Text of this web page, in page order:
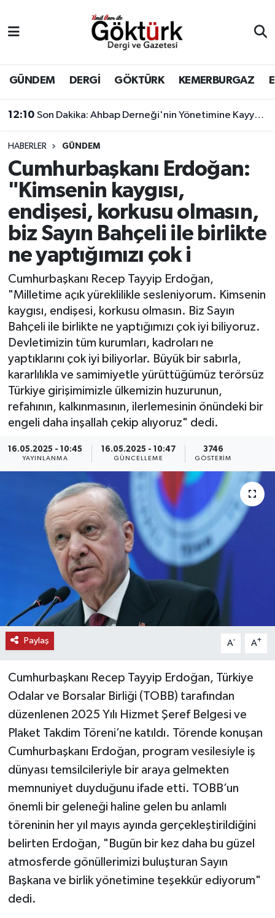
GÜNDEM DERGİ GÖKTÜRK KEMERBURGAZ
11:17 Çağatay Ulusoy'un yeni görünümü sosyal medyada gündem yarattı
HABERLER GÜNDEM
Cumhurbaşkanı Erdoğan:
"Kimsenin kaygısı,
endişesi, korkusu olmasın,
biz Sayın Bahçeli ile birlikte
ne yaptığımızı çok i
Cumhurbaşkanı Recep Tayyip Erdoğan,
"Milletime açık yüreklilikle sesleniyorum. Kimsenin
kaygısı, endişesi, korkusu olmasın. Biz Sayın
Bahçeli ile birlikte ne yaptığımızı çok iyi biliyoruz.
Devletimizin tüm kurumları, kadroları ne
yaptıklarını çok iyi biliyorlar. Büyük bir sabırla,
kararlılıkla ve samimiyetle yürüttüğümüz terörsüz
Türkiye girişimimizle ülkemizin huzurunun,
refahının, kalkınmasının, ilerlemesinin önündeki bir
engeli daha inşallah çekip alıyoruz" dedi.
16.05.2025 - 10:45
YAYINLANMA
16.05.2025 - 10:47
GÜNCELLEME
3746
GÖSTERIM
Paylaş A- A+
Cumhurbaşkanı Recep Tayyip Erdoğan, Türkiye
Odalar ve Borsalar Birliği (TOBB) tarafından
düzenlenen 2025 Yılı Hizmet Şeref Belgesi ve
Plaket Takdim Töreni’ne katıldı. Törende konuşan
Cumhurbaşkanı Erdoğan, program vesilesiyle iş
dünyası temsilcileriyle bir araya gelmekten
memnuniyet duyduğunu ifade etti. TOBB’un
önemli bir geleneği haline gelen bu anlamlı
töreninin her yıl mayıs ayında gerçekleştirildiğini
belirten Erdoğan, "Bugün bir kez daha bu güzel
atmosferde gönüllerimizi buluşturan Sayın
Başkana ve birlik yönetimine teşekkür ediyorum"
dedi.
BİLİM
DERGİ
DÜNYA
EĞİTİM
EKONOMİ
GÖKTÜRK
GÜNDEM
KEMERBURGAZ
KÜLTÜR - SANAT
MAGAZİN
ÖZEL HABER
SAĞLIK
SPOR
TEKNOLOJİ
TİCARET
YAŞAM
Eyüpsultan Hava Durumu
Eyüpsultan Trafik Yoğunluk Haritası
Süper Lig Puan Durumu ve Fikstür
Tüm Manşetler
Son Dakika Haberleri
Haber Arşivi